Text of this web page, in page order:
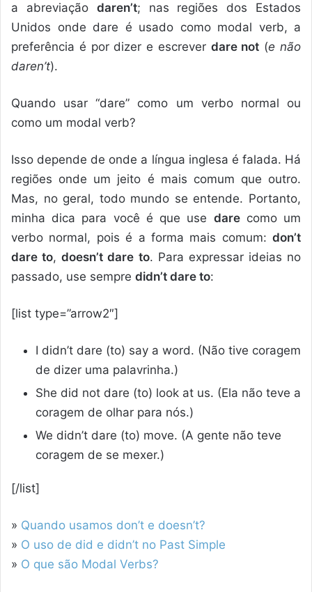
a abreviação daren’t; nas regiões dos Estados
Unidos onde dare é usado como modal verb, a
preferência é por dizer e escrever dare not (e não
daren’t).
Quando usar “dare” como um verbo normal ou
como um modal verb?
Isso depende de onde a língua inglesa é falada. Há
regiões onde um jeito é mais comum que outro.
Mas, no geral, todo mundo se entende. Portanto,
minha dica para você é que use darecomo um
verbo normal, pois é a forma mais comum: don’t
dare to,doesn’t dare to. Para expressar ideias no
passado, use sempre didn’t dare to:
[list type=”arrow2″]
I didn’t dare (to) say a word. (Não tive coragem
de dizer uma palavrinha.)
She did not dare (to) look at us. (Ela não teve a
coragem de olhar para nós.)
We didn’t dare (to) move. (A gente não teve
coragem de se mexer.)
[/list]
» Quando usamos don’t e doesn’t?
» O uso de did e didn’t no Past Simple
» O que são Modal Verbs?